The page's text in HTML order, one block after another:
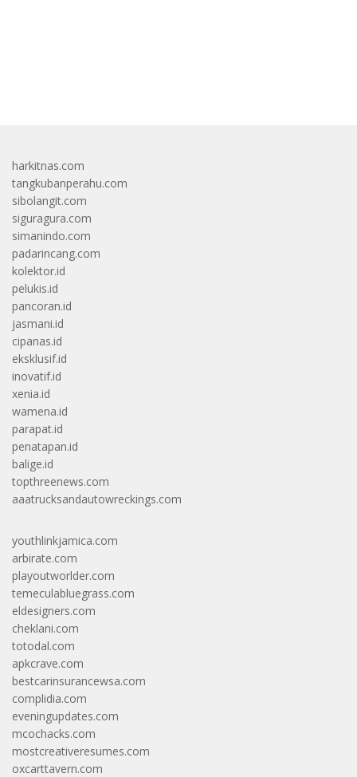
harkitnas.com
tangkubanperahu.com
sibolangit.com
siguragura.com
simanindo.com
padarincang.com
kolektor.id
pelukis.id
pancoran.id
jasmani.id
cipanas.id
eksklusif.id
inovatif.id
xenia.id
wamena.id
parapat.id
penatapan.id
balige.id
topthreenews.com
aaatrucksandautowreckings.com
youthlinkjamica.com
arbirate.com
playoutworlder.com
temeculabluegrass.com
eldesigners.com
cheklani.com
totodal.com
apkcrave.com
bestcarinsurancewsa.com
complidia.com
eveningupdates.com
mcochacks.com
mostcreativeresumes.com
oxcarttavern.com